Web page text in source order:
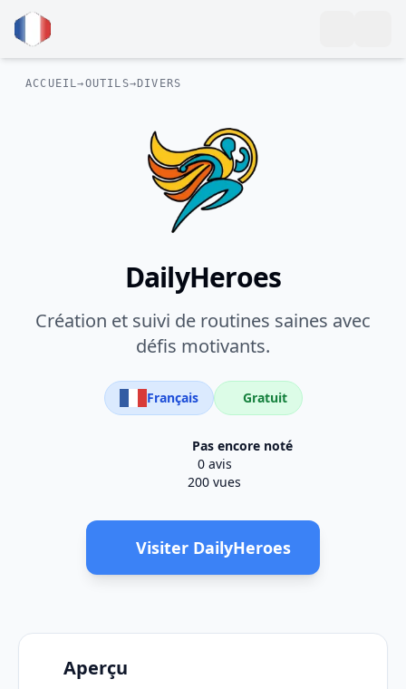
ACCUEIL→OUTILS→ DIVERS
DailyHeroes
Création et suivi de routines saines avec
défis motivants.
Français Gratuit
Pas encore noté
0 avis
200 vues
Visiter DailyHeroes
Aperçu